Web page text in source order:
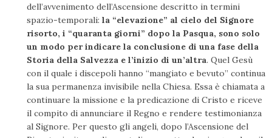
dell’avvenimento dell’Ascensione descritto in termini
spazio-temporali: la “elevazione” al cielo del Signore
risorto, i “quaranta giorni” dopo la Pasqua, sono solo
un modo per indicare la conclusione di una fase della
Storia della Salvezza e l’inizio di un’altra. Quel Gesù
con il quale i discepoli hanno “mangiato e bevuto” continua
la sua permanenza invisibile nella Chiesa. Essa è chiamata a
continuare la missione e la predicazione di Cristo e riceve
il compito di annunciare il Regno e rendere testimonianza
al Signore. Per questo gli angeli, dopo l’Ascensione del